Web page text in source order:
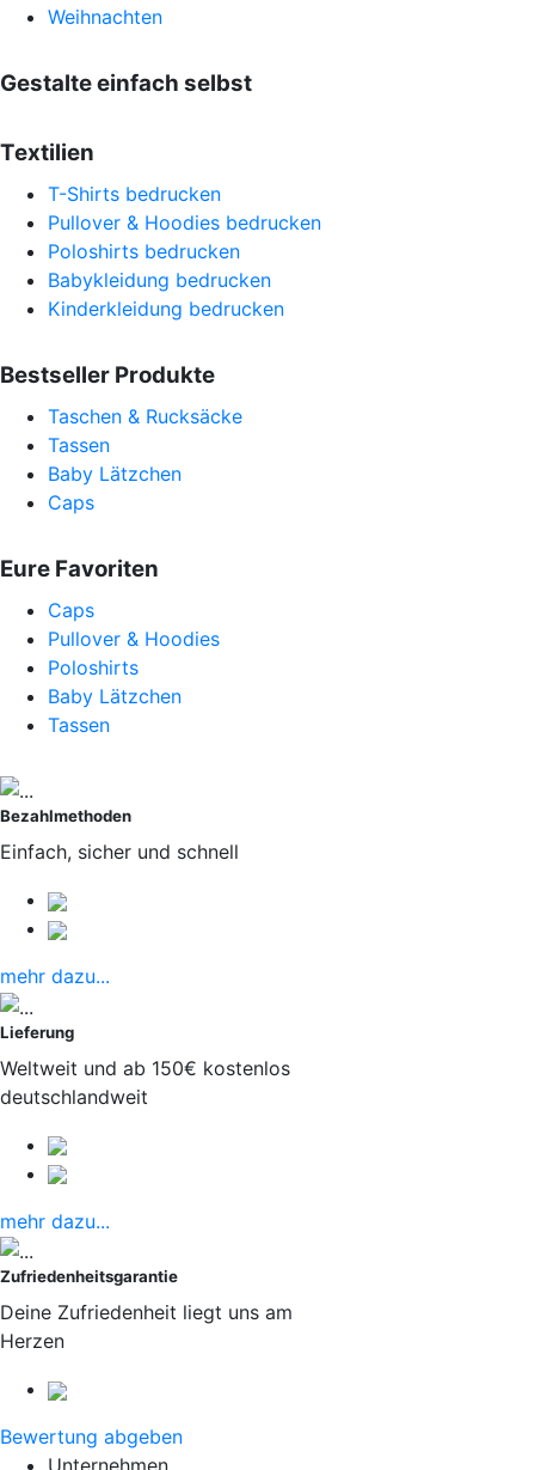
Weihnachten
Gestalte einfach selbst
Textilien
T-Shirts bedrucken
Pullover & Hoodies bedrucken
Poloshirts bedrucken
Babykleidung bedrucken
Kinderkleidung bedrucken
Bestseller Produkte
Taschen & Rucksäcke
Tassen
Baby Lätzchen
Caps
Eure Favoriten
Caps
Pullover & Hoodies
Poloshirts
Baby Lätzchen
Tassen
Bezahlmethoden
Einfach, sicher und schnell
mehr dazu...
Lieferung
Weltweit und ab 150€ kostenlos
deutschlandweit
mehr dazu...
Zufriedenheitsgarantie
Deine Zufriedenheit liegt uns am
Herzen
Bewertung abgeben